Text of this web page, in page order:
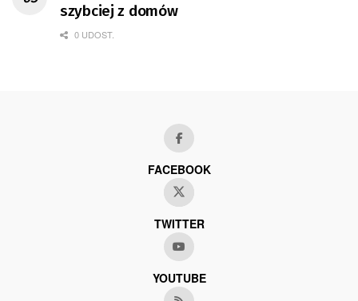
szybciej z domów
0 UDOST.
FACEBOOK
TWITTER
YOUTUBE